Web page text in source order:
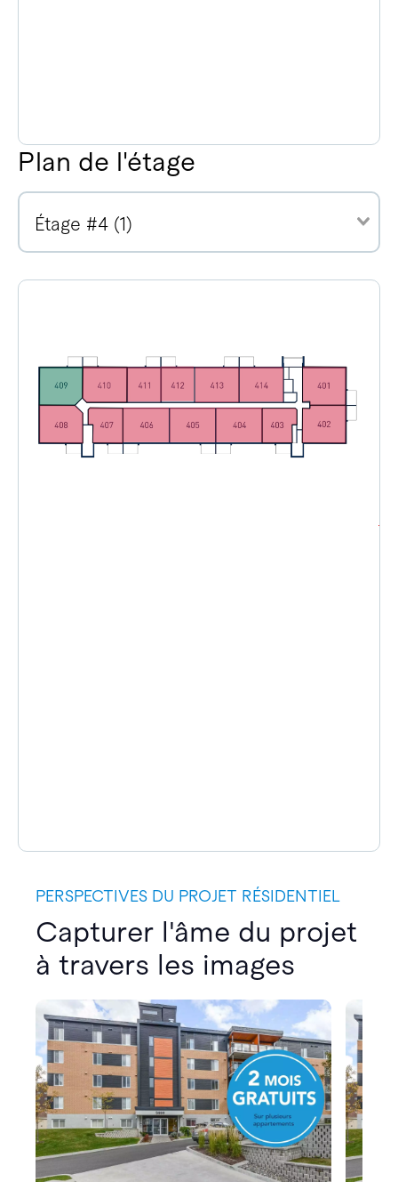
Plan de l'étage
Étage #4 (1)
PERSPECTIVES DU PROJET RÉSIDENTIEL
Capturer l'âme du projet
à travers les images